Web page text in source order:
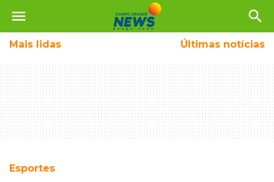
menu search
Mais lidas Últimas notícias
Esportes